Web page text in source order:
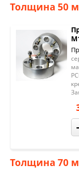
Толщина 50
Толщина 70